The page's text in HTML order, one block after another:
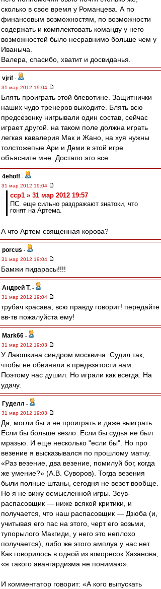
сколько в свое время у Романцева. А по
финансовым возможностям, по возможности
содержать и комплектовать команду у него
возможностей было несравнимо больше чем у
Иваныча.
Валера, спасибо, хватит и досвиданья.
vjrif -
31 мар 2012 19:04
Блять проиграть этой блевотине. Защитнички
наших чудо тренеров выходите. Блять всю
предсезонку нигрывали один состав, сейчас
играет другой. на таком поле должна играть
легкая кавалерия Мак и Жано, на хуя нужны
толстожепые Ари и Деми в этой игре
объясните мне. Достало это все.
4ehoff -
31 мар 2012 19:04
ccp1 » 31 мар 2012 19:57
ПС. еще сильно раздражают знатоки, что
гонят на Артема.
А что Артем священная корова?
porcus -
31 мар 2012 19:04
Бамжи пидарасы!!!!
Андрей Т. -
31 мар 2012 19:04
трубач красава, всю правду говорит! передайте
вв-тв пожалуйста ему!
Mark66 -
31 мар 2012 19:03
У Лаюшкина синдром москвича. Судил так,
чтобы не обвиняли в предвзятости нам.
Поэтому нас душил. Но играли как всегда. На
удачу.
Гуделл -
31 мар 2012 19:03
Да, могли бы и не проиграть и даже выиграть.
Если бы больше везло. Если бы судья не был
мразью. И еще несколько "если бы". Но про
везение я высказывался по прошлому матчу.
«Раз везение, два везение, помилуй бог, когда
же умение?» (А.В. Суворов). Тогда везения
были полные штаны, сегодня не везет вообще.
Но я не вижу осмысленной игры. Зеув-
распасовщик — ниже всякой критики, и
получается, что наш распасовщик — Дзюба (и,
учитывая его пас на этого, черт его возьми,
тупорылого Макгиди, у него это неплохо
получается), либо же этого амплуа у нас нет.
Как говорилось в одной из юморесок Хазанова,
«я такого авангардизма не понимаю».
И комментатор говорит: «А кого выпускать